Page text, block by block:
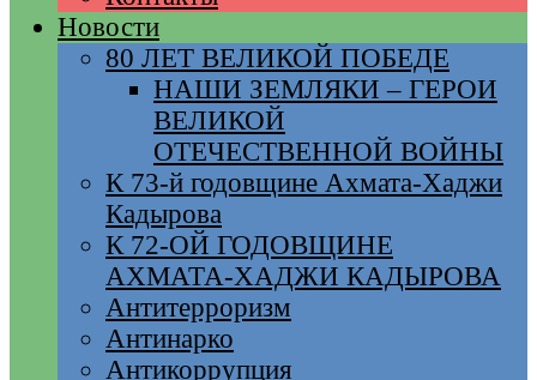
Новости
80 ЛЕТ ВЕЛИКОЙ ПОБЕДЕ
НАШИ ЗЕМЛЯКИ – ГЕРОИ
ВЕЛИКОЙ
ОТЕЧЕСТВЕННОЙ ВОЙНЫ
К 73-й годовщине Ахмата-Хаджи
Кадырова
К 72-ОЙ ГОДОВЩИНЕ
АХМАТА-ХАДЖИ КАДЫРОВА
Антитерроризм
Антинарко
Антикоррупция